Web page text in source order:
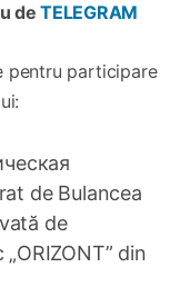
deTELEGRAM
pentru participare
de Bulancea
de
din